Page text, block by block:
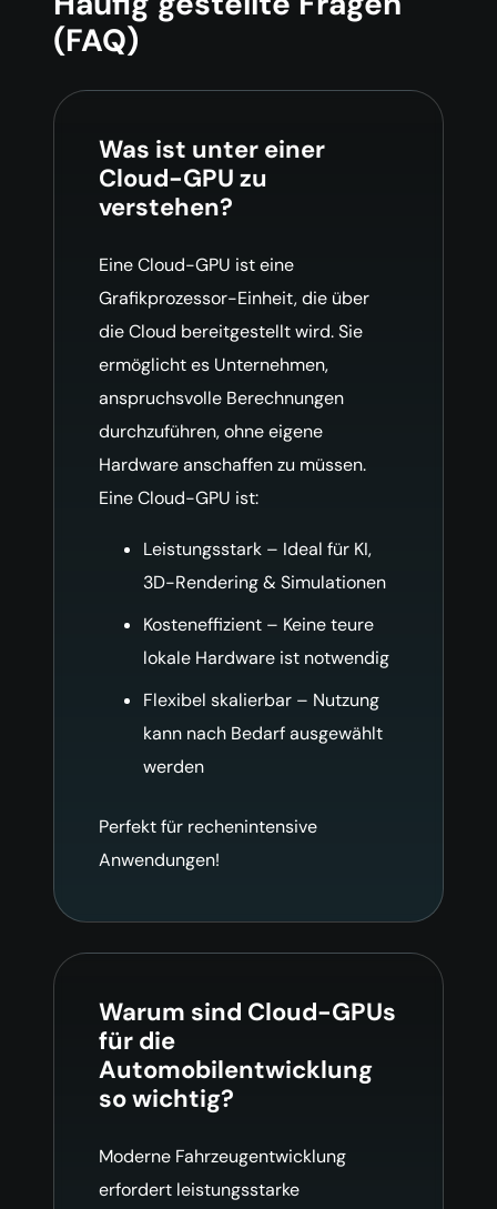
(FAQ)
Was ist unter einer
Cloud-GPU zu
verstehen?
Eine Cloud-GPU ist eine
Grafikprozessor-Einheit, die über
die Cloud bereitgestellt wird. Sie
ermöglicht es Unternehmen,
anspruchsvolle Berechnungen
durchzuführen, ohne eigene
Hardware anschaffen zu müssen.
Eine Cloud-GPU ist:
Leistungsstark – Ideal für KI,
3D-Rendering & Simulationen
Kosteneffizient – Keine teure
lokale Hardware ist notwendig
Flexibel skalierbar – Nutzung
kann nach Bedarf ausgewählt
werden
Perfekt für rechenintensive
Anwendungen!
Warum sind Cloud-GPUs
für die
Automobilentwicklung
so wichtig?
Moderne Fahrzeugentwicklung
erfordert leistungsstarke